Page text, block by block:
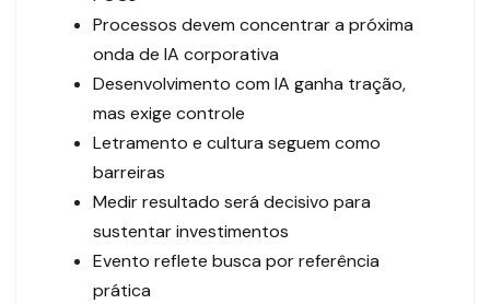
Processos devem concentrar a próxima
onda de IA corporativa
Desenvolvimento com IA ganha tração,
mas exige controle
Letramento e cultura seguem como
barreiras
Medir resultado será decisivo para
sustentar investimentos
Evento reflete busca por referência
prática